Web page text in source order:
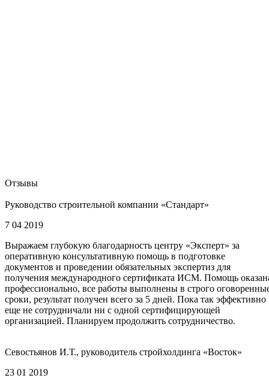
Отзывы
Руководство строительной компании «Стандарт»
7 04 2019
Выражаем глубокую благодарность центру «Эксперт» за
оперативную консультативную помощь в подготовке
документов и проведении обязательных экспертиз для
получения международного сертификата ИСМ. Помощь
профессионально, все работы выполнены в строго
сроки, результат получен всего за 5 дней. Пока так эффективно
еще не сотрудничали ни с одной сертифицирующей
организацией. Планируем продолжить сотрудничество.
Севостьянов И.Т., руководитель стройхолдинга «Восток»
23 01 2019